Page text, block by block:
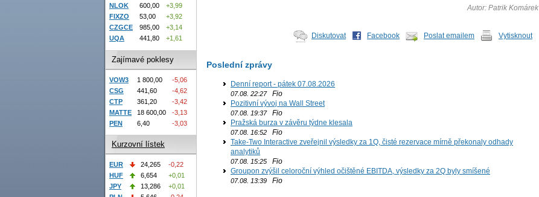
Autor: Patrik Komárek
Diskutovat Facebook Poslat emailem Vytisknout
Poslední zprávy
Denní report - pátek 07.08.2026
07.08. 22:27Fio
Pozitivní vývoj na Wall Street
07.08. 19:37Fio
Pražská burza v závěru týdne klesala
07.08. 16:52 Fio
Take-Two Interactive zveřejnil výsledky za 1Q, čisté rezervace mírně překonaly odhady
analytiků
07.08. 15:25 Fio
Groupon zvýšil celoroční výhled očištěné EBITDA, výsledky za 2Q byly smíšené
07.08. 13:39 Fio
NLOK
600,00
+3,99
FIXZO
53,00
+3,92
CZGCE
985,00
+3,14
UQA
441,80 +1,61
Zajímavé poklesy
VOW3 1 800,00
-5,06
CSG
441,60
-4,62
CTP
361,20
-3,42
MATTE
18 600,00
-3,13
PEN
6,40 -3,03
Kurzovní lístek
EUR 24,265
-0,22
HUF
6,654
+0,01
JPY
13,286
+0,01